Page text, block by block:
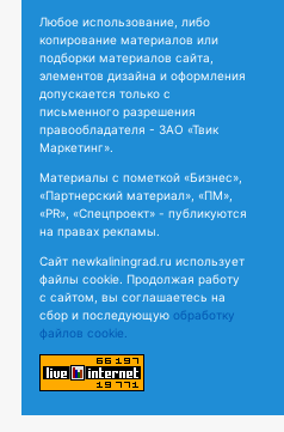
Любое использование, либо
копирование материалов или
подборки материалов сайта,
элементов дизайна и оформления
допускается только с
письменного разрешения
правообладателя - ЗАО «Твик
Маркетинг».
Материалы с пометкой «Бизнес»,
«Партнерский материал», «ПМ»,
«PR», «Спецпроект» - публикуются
на правах рекламы.
Сайт newkaliningrad.ru использует
файлы cookie. Продолжая работу
с сайтом, вы соглашаетесь на
сбор и последующую обработку
файлов cookie.